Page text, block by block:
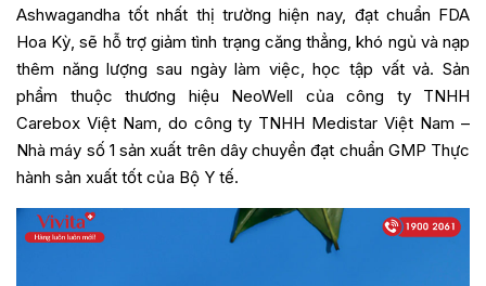
Ashwagandha tốt nhất thị trường hiện nay, đạt chuẩn FDA
Hoa Kỳ, sẽ hỗ trợ giảm tình trạng căng thẳng, khó ngủ và nạp
thêm năng lượng sau ngày làm việc, học tập vất vả. Sản
phẩm thuộc thương hiệu NeoWell của
công ty TNHH
Carebox Việt Nam, do công ty TNHH Medistar Việt Nam –
Nhà máy số 1 sản xuất trên dây chuyền đạt chuẩn GMP Thực
hành sản xuất tốt của Bộ Y tế.